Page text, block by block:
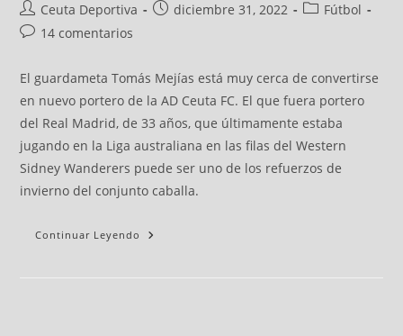
Ceuta Deportiva diciembre 31, 2022
Fútbol
14 comentarios
El guardameta Tomás Mejías está muy cerca de convertirse
en nuevo portero de la AD Ceuta FC. El que fuera portero
del Real Madrid, de 33 años, que últimamente estaba
jugando en la Liga australiana en las filas del Western
Sidney Wanderers puede ser uno de los refuerzos de
invierno del conjunto caballa.
Continuar Leyendo